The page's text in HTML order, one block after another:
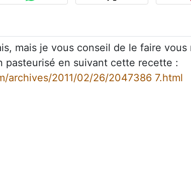
mais je vous conseil de le faire vous
pasteurisé en suivant cette recette :
archives/2011/02/26/2047386 7.html